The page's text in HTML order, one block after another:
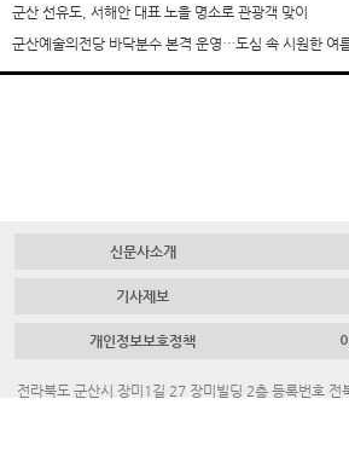
군산 선유도, 서해안 대표 노을 명소로 관광객 맞이
군산예술의전당 바닥분수 본격 운영…도심 속 시원한 여
신문사소개
기사제보
개인정보보호정책
전라북도 군산시 장미1길 27 장미빌딩 2층 등록번호